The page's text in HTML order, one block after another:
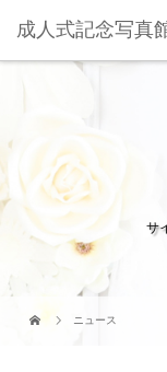
成人式記念写真
サ
ニュース